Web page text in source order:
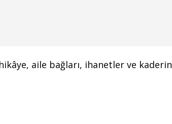
aile bağları, ihanetler ve kaderin